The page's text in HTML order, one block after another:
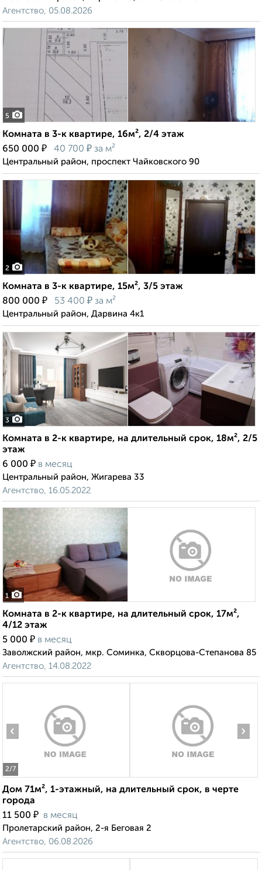
Агентство, 05.08.2026
5
Комната в 3-к квартире, 16м², 2/4 этаж
650 000 ₽ 40 700 ₽ за м²
Центральный район, проспект Чайковского 90
2
Комната в 3-к квартире, 15м², 3/5 этаж
800 000 ₽ 53 400 ₽ за м²
Центральный район, Дарвина 4к1
3
Комната в 2-к квартире, на длительный срок, 18м², 2/5
этаж
6 000 ₽ в месяц
Центральный район, Жигарева 33
Агентство, 16.05.2022
1
Комната в 2-к квартире, на длительный срок, 17м²,
4/12 этаж
5 000 ₽ в месяц
Заволжский район, мкр. Соминка, Скворцова-Степанова 85
Агентство, 14.08.2022
2/7
‹ ›
Дом 71м², 1-этажный, на длительный срок, в черте
города
11 500 ₽ в месяц
Пролетарский район, 2-я Беговая 2
Агентство, 06.08.2026